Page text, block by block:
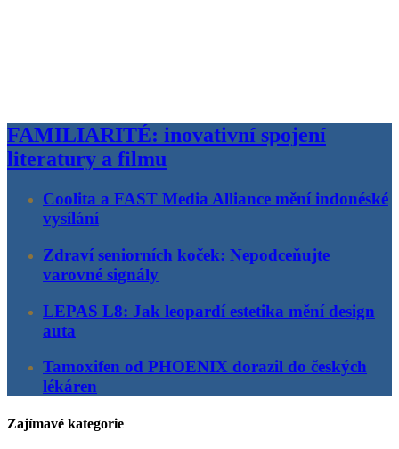
FAMILIARITÉ: inovativní spojení
literatury a filmu
Coolita a FAST Media Alliance mění indonéské
vysílání
Zdraví seniorních koček: Nepodceňujte
varovné signály
LEPAS L8: Jak leopardí estetika mění design
auta
Tamoxifen od PHOENIX dorazil do českých
lékáren
Zajímavé kategorie